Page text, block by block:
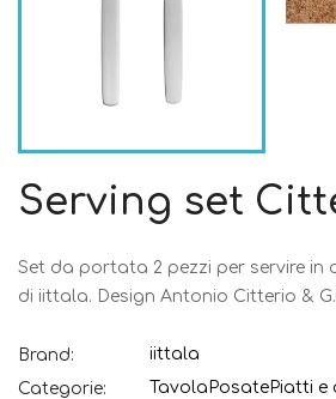
Serving set
Set da portata 2 pezzi per servire in
di iittala. Design Antonio Citterio &
Brand:
iittala
Categorie:
Tavola PosatePiatti e